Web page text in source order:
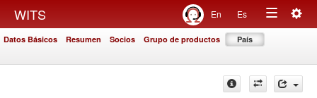
WITS En Es
Toggle
Datos Básicos Resumen Socios Grupo de productos País